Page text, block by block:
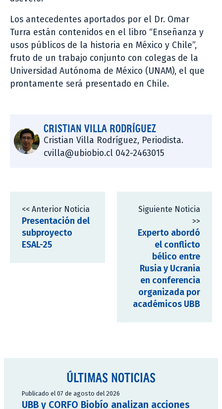
Los antecedentes aportados por el Dr. Omar
Turra están contenidos en el libro “Enseñanza y
usos públicos de la historia en México y Chile”,
fruto de un trabajo conjunto con colegas de la
Universidad Autónoma de México (UNAM), el que
prontamente será presentado en Chile.
CRISTIAN VILLA RODRÍGUEZ
Cristian Villa Rodríguez, Periodista.
cvilla@ubiobio.cl 042-2463015
<< Anterior Noticia
Presentación del
subproyecto
ESAL-25
Siguiente Noticia
>>
Experto abordó
el conflicto
bélico entre
Rusia y Ucrania
en conferencia
organizada por
académicos UBB
ÚLTIMAS NOTICIAS
Publicado el 07 de agosto del 2026
UBB y CORFO Biobío analizan acciones